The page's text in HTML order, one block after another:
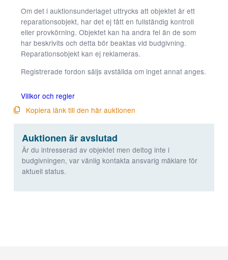
Om det i auktionsunderlaget uttrycks att objektet är ett
reparationsobjekt, har det ej fått en fullständig kontroll
eller provkörning. Objektet kan ha andra fel än de som
har beskrivits och detta bör beaktas vid budgivning.
Reparationsobjekt kan ej reklameras.
Registrerade fordon säljs avställda om inget annat anges.
Villkor och regler
Kopiera länk till den här auktionen
Auktionen är avslutad
Är du intresserad av objektet men deltog inte i
budgivningen, var vänlig kontakta ansvarig mäklare för
aktuell status.
kommer viss
att försvinna
från
hemsidan.
Genom att dela
intressen och ditt
beteende när du
surfar ökar du
chansen att få se
personligt
anpassat innehåll
och erbjudanden.